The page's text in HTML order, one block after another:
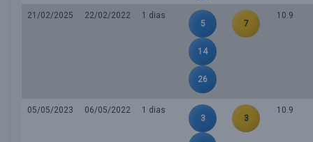
21/02/2025 22/02/2022
1 dias
5
14
26
7
10.9
05/05/2023 06/05/2022
1 dias
3
3
10.9